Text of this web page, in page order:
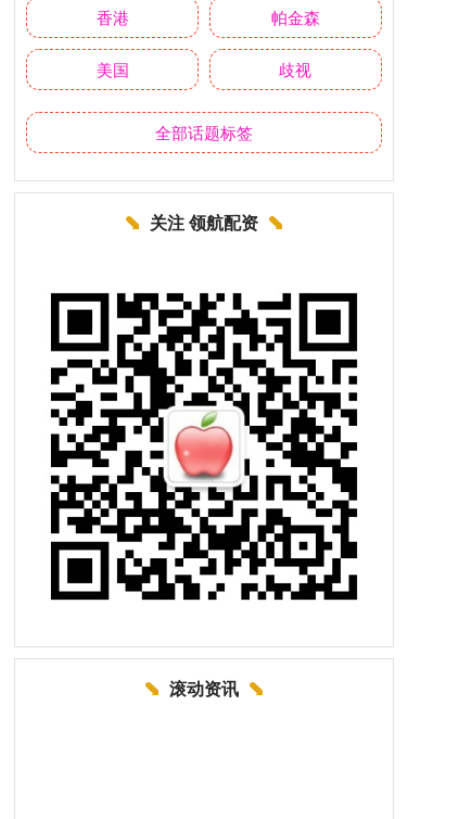
香港 帕金森
美国 歧视
全部话题标签
关注 领航配资
滚动资讯